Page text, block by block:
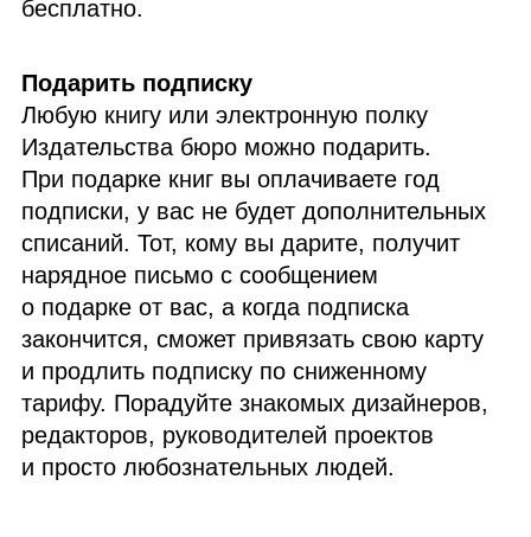
бесплатно.
Подарить подписку
Любую книгу или электронную полку
Издательства бюро можно подарить.
При подарке книг вы оплачиваете год
подписки, у вас не будет дополнительных
списаний. Тот, кому вы дарите, получит
нарядное письмо с сообщением
о подарке от вас, а когда подписка
закончится, сможет привязать свою карту
и продлить подписку по сниженному
тарифу. Порадуйте знакомых дизайнеров,
редакторов, руководителей проектов
и просто любознательных людей.